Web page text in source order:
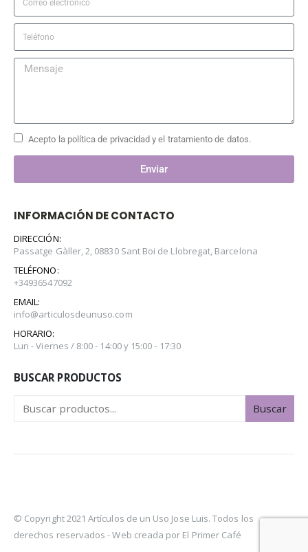
Acepto la política de privacidad y el tratamiento de datos.
Enviar
INFORMACIÓN DE CONTACTO
DIRECCIÓN:
Passatge Gàller, 2, 08830 Sant Boi de Llobregat, Barcelona
TELÉFONO:
+34936547092
EMAIL:
info@articulosdeunuso.com
HORARIO:
Lun - Viernes / 8:00 - 14:00 y 15:00 - 17:30
BUSCAR PRODUCTOS
Buscar
© Copyright 2021 Artículos de un Uso Jose Luis. Todos los
derechos reservados -Web creada por El Primer Café